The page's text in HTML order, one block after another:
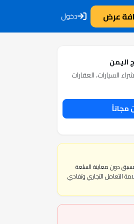
عرض دخول
اليمن
السيارات، العقارات
مجاناً
دون معاينة السلعة
التعامل التجاري وتفادي